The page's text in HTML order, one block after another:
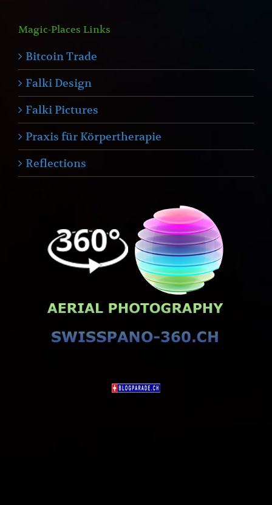
Magic-Places Links
Bitcoin Trade
Falki Design
Falki Pictures
Praxis für Körpertherapie
Reflections